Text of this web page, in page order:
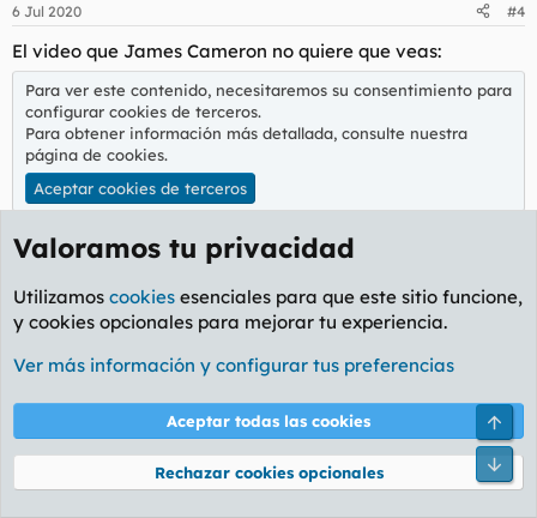
6 Jul 2020 #4
El video que James Cameron no quiere que veas:
Para ver este contenido, necesitaremos su consentimiento para
configurar cookies de terceros.
Para obtener información más detallada, consulte nuestra
página de cookies.
Aceptar cookies de terceros
Capitán
Aborto de Forero
7 Jul 2020
Para ver este contenido, necesitaremos su consentimiento para
configurar cookies de terceros.
página de cookies.
Valoramos tu privacidad
Utilizamos cookies esenciales para que este sitio funcione,
y cookies opcionales para mejorar tu experiencia.
Ver más información y configurar tus preferencias
Aceptar todas las cookies
Rechazar cookies opcionales